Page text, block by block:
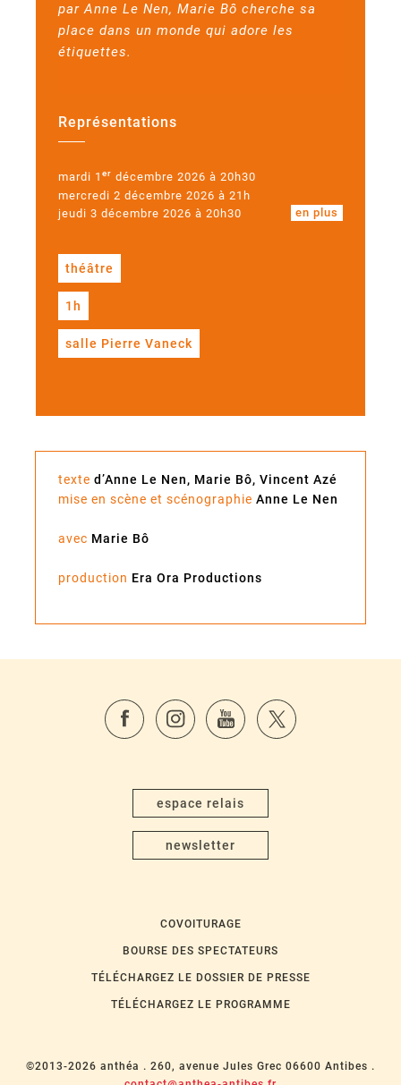
par Anne Le Nen, Marie Bô cherche sa
place dans un monde qui adore les
étiquettes.
Représentations
mardi 1 er décembre 2026 à 20h30
mercredi 2 décembre 2026 à 21h
jeudi 3 décembre 2026 à 20h30
en plus
théâtre
1h
salle Pierre Vaneck
texte d’Anne Le Nen, Marie Bô, Vincent Azé
mise en scène et scénographie Anne Le Nen
avec Marie Bô
production Era Ora Productions
espace relais
newsletter
COVOITURAGE
BOURSE DES SPECTATEURS
TÉLÉCHARGEZ LE DOSSIER DE PRESSE
TÉLÉCHARGEZ LE PROGRAMME
©2013-2026 anthéa . 260, avenue Jules Grec 06600 Antibes .